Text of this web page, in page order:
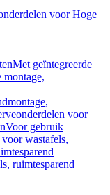
voor Hoge
Met geïntegreerde
montage,
voor
Voor gebruik
wastafels,
ruimtesparend